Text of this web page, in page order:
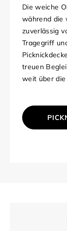
Die weiche
während die
zuverlässig
Tragegriff
treuen
weit über